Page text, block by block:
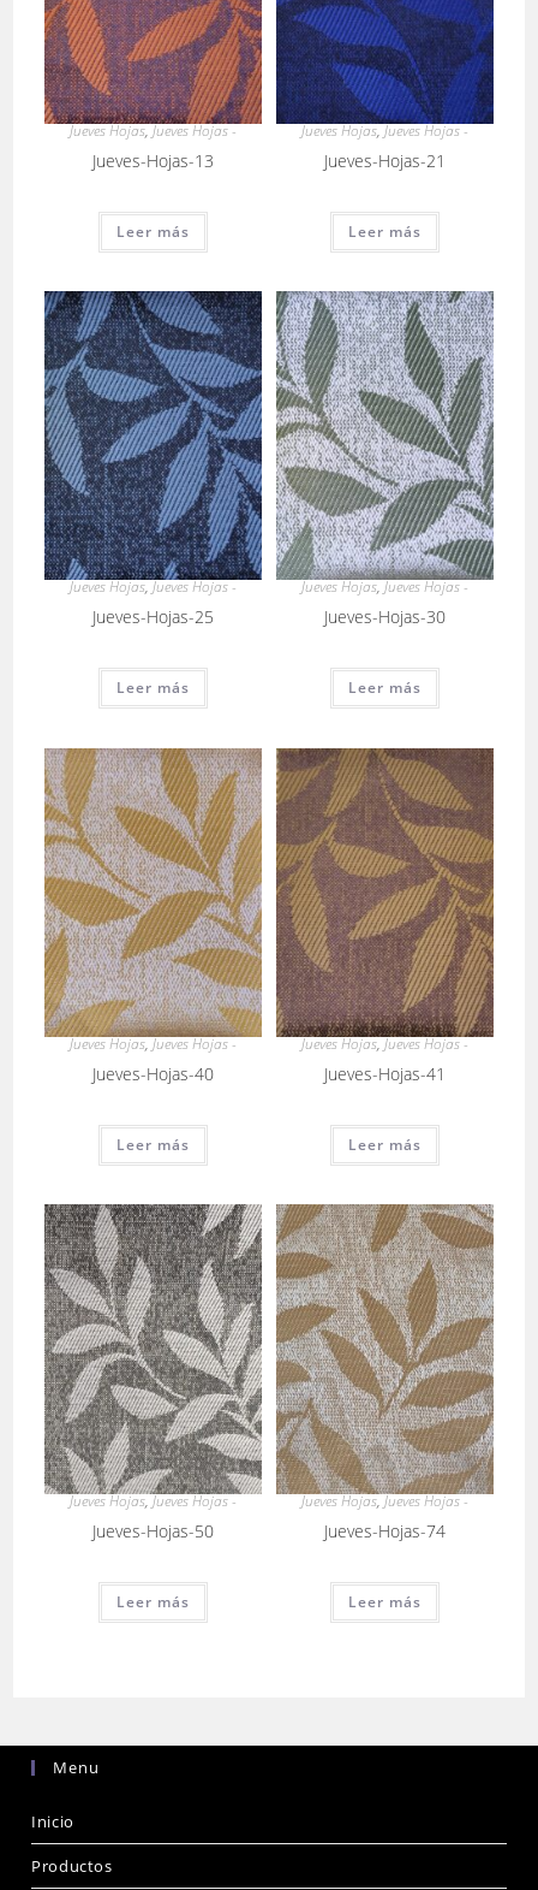
Jueves Hojas,Jueves Hojas -
Jueves-Hojas-13
Leer más
Jueves Hojas,Jueves Hojas -
Jueves-Hojas-21
Leer más
Jueves Hojas,Jueves Hojas -
Jueves-Hojas-25
Leer más
Jueves Hojas,Jueves Hojas -
Jueves-Hojas-30
Leer más
Jueves Hojas,Jueves Hojas -
Jueves-Hojas-40
Leer más
Jueves Hojas,Jueves Hojas -
Jueves-Hojas-41
Leer más
Jueves Hojas,Jueves Hojas -
Jueves-Hojas-50
Leer más
Jueves Hojas,Jueves Hojas -
Jueves-Hojas-74
Leer más
Menu
Inicio
Productos